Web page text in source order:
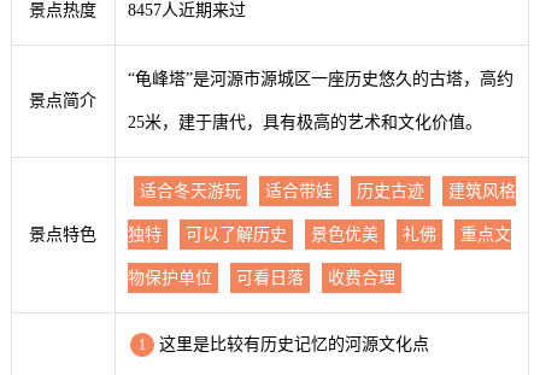
景点热度 8457人近期来过
景点简介
“龟峰塔”是河源市源城区一座历史悠久的古塔，高约
25米，建于唐代，具有极高的艺术和文化价值。
景点特色
适合冬天游玩 适合带娃 历史古迹 建筑风格
独特 可以了解历史 景色优美 礼佛 重点文
物保护单位 可看日落 收费合理
1 这里是比较有历史记忆的河源文化点